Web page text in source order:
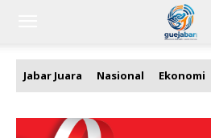
Jabar Juara Nasional Ekonomi